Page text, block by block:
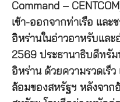
Command –
เข้า-ออกจากท่าเรือ และ
อิหร่านในอ่าวอาหรับและ
2569 ประธานาธิบดีทรัม
อิหร่าน ด้วยความรวดเร็
ล้อมของสหรัฐฯ หลังจาก